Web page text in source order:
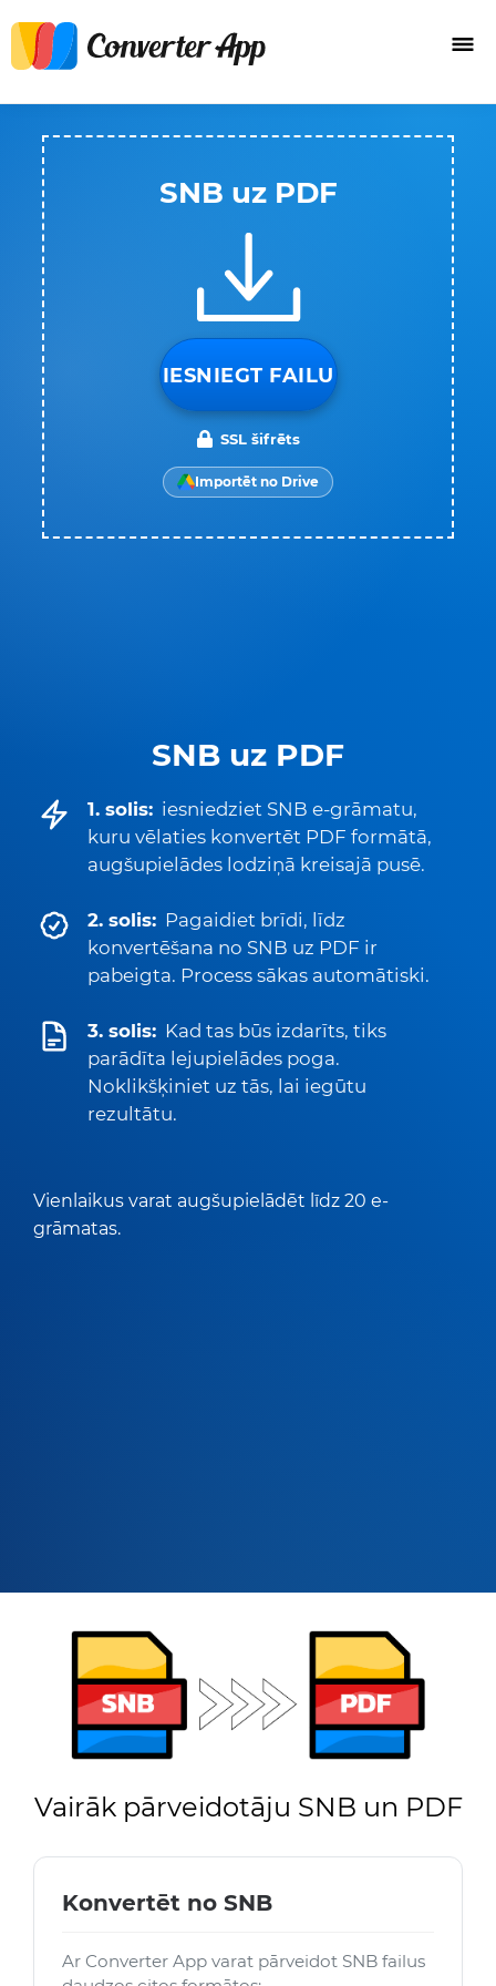
SNB uz PDF
1. solis: iesniedziet SNB e-grāmatu,
kuru vēlaties konvertēt PDF formātā,
augšupielādes lodziņā kreisajā pusē.
2. solis: Pagaidiet brīdi, līdz
konvertēšana no SNB uz PDF ir
pabeigta. Process sākas automātiski.
3. solis: Kad tas būs izdarīts, tiks
parādīta lejupielādes poga.
Noklikšķiniet uz tās, lai iegūtu
rezultātu.
Vienlaikus varat augšupielādēt līdz 20 e-
grāmatas.
SNB uz PDF
IESNIEGT FAILU
SSL šifrēts
Importēt no Drive
Vairāk pārveidotāju SNB un PDF
Konvertēt no SNB
Ar Converter App varat pārveidot SNB failus